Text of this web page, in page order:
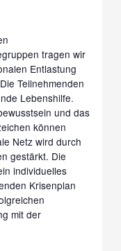
tragen wir
Entlastung
Teilnehmenden
Lebenshilfe.
und das
können
Netz wird durch
gestärkt. Die
individuelles
Krisenplan
mit der